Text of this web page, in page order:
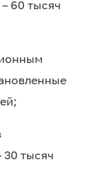
60 тысяч
30 тысяч